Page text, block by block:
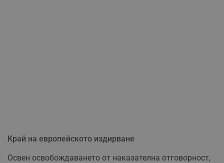
Край на европейското издирване
Освен освобождаването от наказателна отговорност,